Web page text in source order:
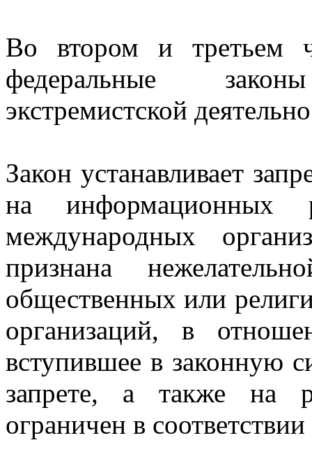
Во втором и третьем
федеральные
экстремистской
Закон устанавливает
на информационных
международных
признана
общественных или
организаций, в
вступившее в законную
запрете, а также на
ограничен в